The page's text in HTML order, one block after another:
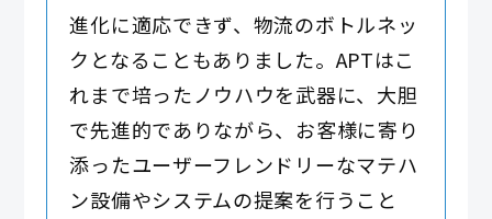
進化に適応できず、物流のボトルネッ
クとなることもありました。APTはこ
れまで培ったノウハウを武器に、大胆
で先進的でありながら、お客様に寄り
添ったユーザーフレンドリーなマテハ
ン設備やシステムの提案を行うこと